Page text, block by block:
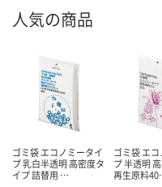
人気の商品
ゴミ袋 エコノミータイ
プ 乳白半透明 高密度タ
イプ 詰替用 …
ゴミ袋 エ
プ 半透明
再生原料